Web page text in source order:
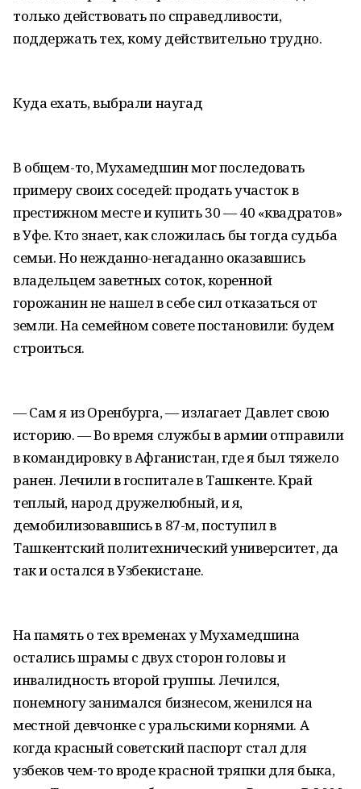
только действовать по справедливости,
поддержать тех, кому действительно трудно.
Куда ехать, выбрали наугад
В общем-то, Мухамедшин мог последовать
примеру своих соседей: продать участок в
престижном месте и купить 30 — 40 «квадратов»
в Уфе. Кто знает, как сложилась бы тогда судьба
семьи. Но нежданно-негаданно оказавшись
владельцем заветных соток, коренной
горожанин не нашел в себе сил отказаться от
земли. На семейном совете постановили: будем
строиться.
— Сам я из Оренбурга, — излагает Давлет свою
историю. — Во время службы в армии отправили
в командировку в Афганистан, где я был тяжело
ранен. Лечили в госпитале в Ташкенте. Край
теплый, народ дружелюбный, и я,
демобилизовавшись в 87-м, поступил в
Ташкентский политехнический университет, да
так и остался в Узбекистане.
На память о тех временах у Мухамедшина
остались шрамы с двух сторон головы и
инвалидность второй группы. Лечился,
понемногу занимался бизнесом, женился на
местной девчонке с уральскими корнями. А
когда красный советский паспорт стал для
узбеков чем-то вроде красной тряпки для быка,